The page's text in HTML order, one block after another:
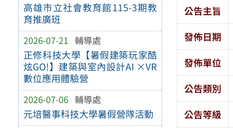
高雄市立社會教育館115-3期教
育推廣班
2026-07-21 輔導處
正修科技大學【暑假建築玩家酷
炫GO!】建築與室內設計AI ×VR
數位應用體驗營
2026-07-06 輔導處
元培醫事科技大學暑假營隊活動
公告主旨
發佈日期
發佈單位
公告類別
公告等級